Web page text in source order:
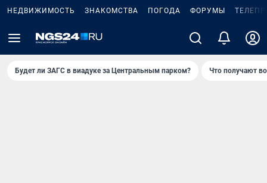
НЕДВИЖИМОСТЬ ЗНАКОМСТВА ПОГОДА ФОРУМЫ
Будет ли ЗАГС в виадуке за Центральным парком? Что получают